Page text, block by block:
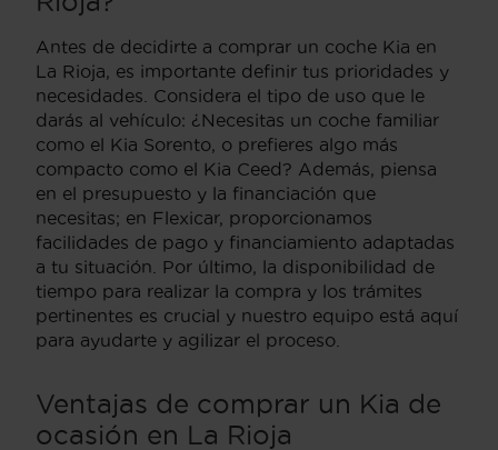
Antes de decidirte a comprar un coche Kia en
La Rioja, es importante definir tus prioridades y
necesidades. Considera el tipo de uso que le
darás al vehículo: ¿Necesitas un coche familiar
como el Kia Sorento, o prefieres algo más
compacto como el Kia Ceed? Además, piensa
en el presupuesto y la financiación que
necesitas; en Flexicar, proporcionamos
facilidades de pago y financiamiento adaptadas
a tu situación. Por último, la disponibilidad de
tiempo para realizar la compra y los trámites
pertinentes es crucial y nuestro equipo está aquí
para ayudarte y agilizar el proceso.
Ventajas de comprar un Kia de
ocasión en La Rioja